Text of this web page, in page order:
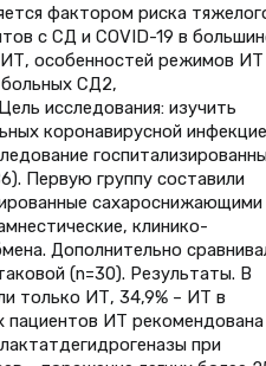
фактором риска
с СД и COVID-19 в
ИТ, особенностей режимов ИТ
СД2,
исследования: изучить
коронавирусной
Первую группу составили
сахароснижающими
клинико-
Дополнительно
(n=30). Результаты. В
только ИТ, 34,9% – ИТ в
пациентов ИТ рекомендована
при